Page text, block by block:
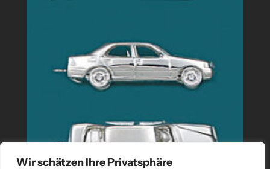
Wir schätzen Ihre Privatsphäre